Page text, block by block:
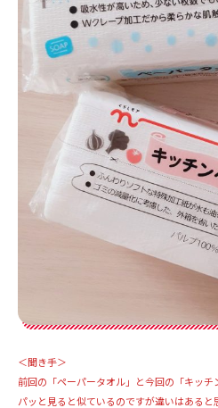
＜聞き手＞
前回の「ペーパータオル」と今回の「キッチ
パッと見ると似ているのですが違いはある